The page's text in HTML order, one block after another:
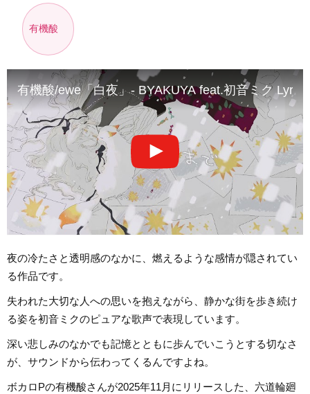
有機酸
有機酸/ewe「白夜」- BYAKUYA feat.初音ミク Lyric
夜の冷たさと透明感のなかに、燃えるような感情が隠されてい
る作品です。
失われた大切な人への思いを抱えながら、静かな街を歩き続け
る姿を初音ミクのピュアな歌声で表現しています。
深い悲しみのなかでも記憶とともに歩んでいこうとする切なさ
が、サウンドから伝わってくるんですよね。
ボカロPの有機酸さんが2025年11月にリリースした、六道輪廻